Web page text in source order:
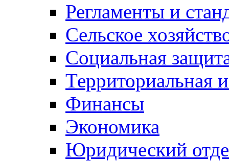
Регламенты и
Сельское
Социальная
Территориальная
Финансы
Экономика
Юридический